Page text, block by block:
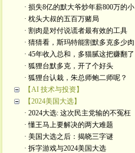
· 损失8亿的默大爷炒年薪800万的小
· 枕头大叔的五百万赌局
· 割肉是对付说谎者最有效的工具
· 猜猜看，斯玛特能割默多克多少肉
· 45年收入总和，多猫腻这把赚翻了
· 狐狸台默多克，开了个好头
· 狐狸台认栽，朱总师鲍二师呢？
【AI 技术与投资】
【2024美国大选】
· 2024大选: 这次民主党输的不冤枉
· 懂王马上要解决的两大难题
· 美国大选之后：揭晓三字谜
· 拆字游戏与2024美国大选